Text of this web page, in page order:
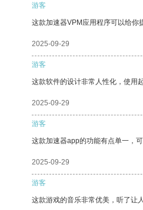
游客
这款加速器VPM应用程序可以给你
2025-09-29
游客
这款软件的设计非常人性化，使用
2025-09-29
游客
这款加速器app的功能有点单一，
2025-09-29
游客
这款游戏的音乐非常优美，听了让